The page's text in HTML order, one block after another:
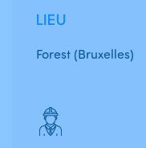
LIEU
Forest (Bruxelles)